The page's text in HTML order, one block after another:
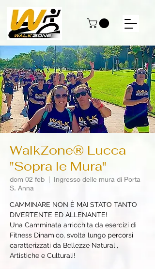
WalkZone® Lucca
"Sopra le Mura"
dom 02 feb
  |
Ingresso delle mura di Porta
S. Anna
CAMMINARE NON È MAI STATO TANTO
DIVERTENTE ED ALLENANTE!
Una Camminata arricchita da esercizi di
Fitness Dinamico, svolta lungo percorsi
caratterizzati da Bellezze Naturali,
Artistiche e Culturali!